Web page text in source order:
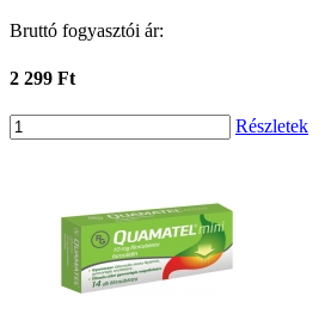
Bruttó fogyasztói ár:
2 299 Ft
Részletek